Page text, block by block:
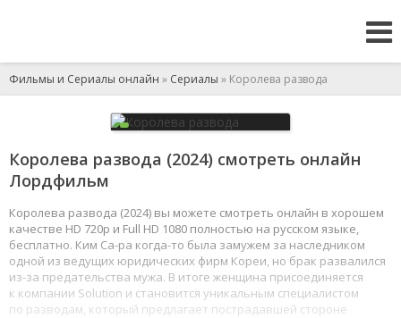
Фильмы и Сериалы онлайн » Сериалы » Королева развода
Королева развода (2024) смотреть онлайн
Лордфильм
Королева развода (2024) вы можете смотреть онлайн в хорошем
качестве HD 720p и Full HD 1080 полностью на русском языке,
бесплатно. Ким Са-ра когда-то была замужем за наследником
одной из ведущих юридических фирм Кореи, но брак развалился
из-за предательства мужа. В итоге женщина присоединяется
к компании Solution и становится уникальным специалистом
по разводам, который предлагает пострадавшей стороне